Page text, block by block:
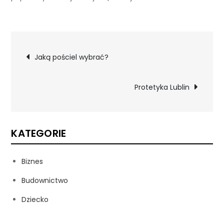
Nawigacja
Jaką pościel wybrać?
Protetyka Lublin
KATEGORIE
Biznes
Budownictwo
Dziecko